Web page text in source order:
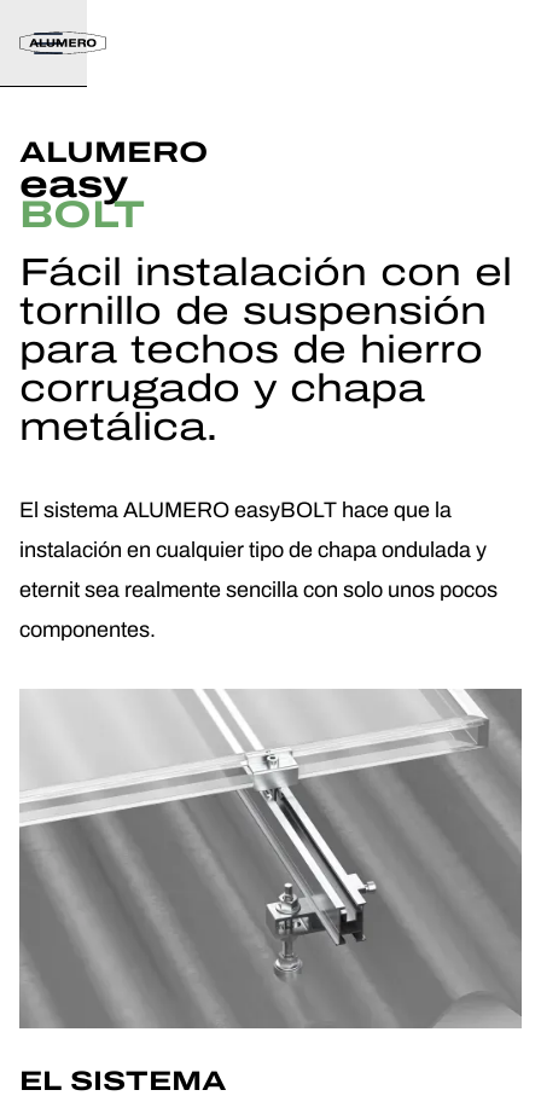
ALUMERO
easy
BOLT
Fácil instalación con el
tornillo de suspensión
para techos de hierro
corrugado y chapa
metálica.
El sistema ALUMERO easyBOLT hace que la
instalación en cualquier tipo de chapa ondulada y
eternit sea realmente sencilla con solo unos pocos
componentes.
EL SISTEMA